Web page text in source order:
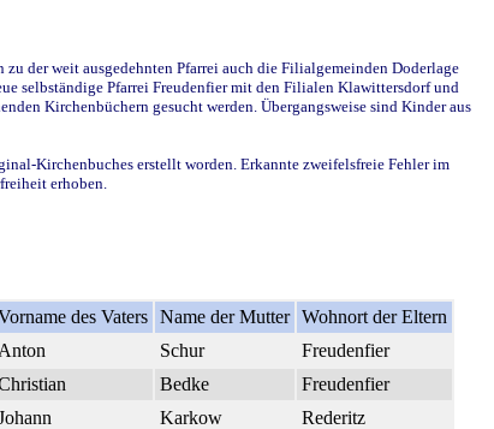
der weit ausgedehnten Pfarrei auch die Filialgemeinden Doderlage
selbständige Pfarrei Freudenfier mit den Filialen Klawittersdorf und
Kirchenbüchern gesucht werden. Übergangsweise sind Kinder aus
Kirchenbuches erstellt worden. Erkannte zweifelsfreie Fehler im
erhoben.
des Vaters Name der Mutter Wohnort der Eltern
Anton Schur
Freudenfier
Bedke
Freudenfier
Karkow Rederitz